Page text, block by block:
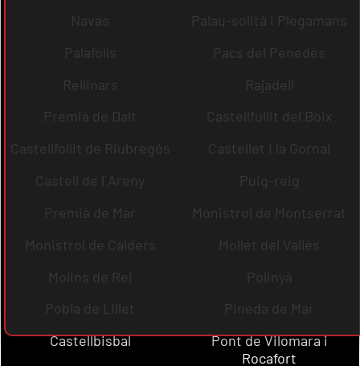
Navas
Palau-solità i Plegamans
Palafolls
Pacs del Penedès
Rellinars
Rajadell
Premià de Dalt
Castellfullit del Boix
Castellfollit de Riubregós
Castellet i la Gornal
Castell de l´Areny
Puig-reig
Premià de Mar
Monistrol de Montserrat
Monistrol de Calders
Mollet del Vallès
Molins de Rei
Polinyà
Pobla de Lillet
Pineda de Mar
Castellbisbal
Pont de Vilomara i
Rocafort